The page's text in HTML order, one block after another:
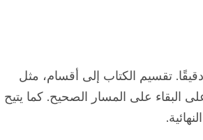
تقسيم الكتاب إلى أقسام، مثل
البقاء على المسار الصحيح. كما يتيح